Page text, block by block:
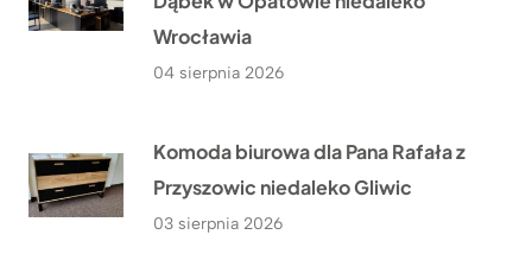
Wrocławia
04 sierpnia 2026
Komoda biurowa dla Pana Rafała z
Przyszowic niedaleko Gliwic
03 sierpnia 2026